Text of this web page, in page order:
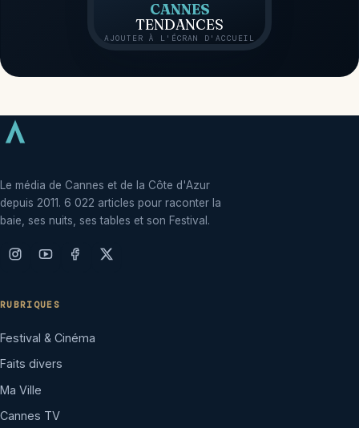
CANNES
TENDANCES
AJOUTER À L'ÉCRAN D'ACCUEIL
Le média de Cannes et de la Côte d'Azur
depuis 2011. 6 022 articles pour raconter la
baie, ses nuits, ses tables et son Festival.
RUBRIQUES
Festival & Cinéma
Faits divers
Ma Ville
Cannes TV